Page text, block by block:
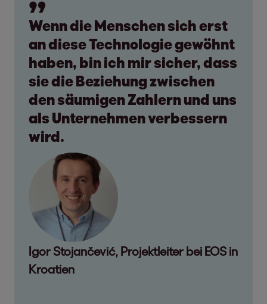
Wenn die Menschen sich erst
an diese Technologie gewöhnt
haben, bin ich mir sicher, dass
sie die Beziehung zwischen
den säumigen Zahlern und uns
als Unternehmen verbessern
wird.
Igor Stojančević, Projektleiter bei EOS in
Kroatien